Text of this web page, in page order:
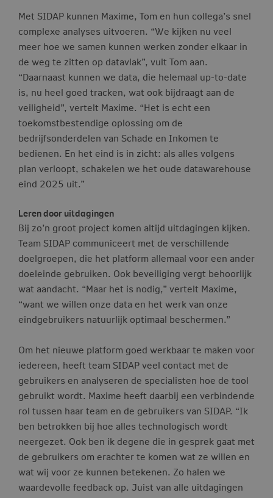
Met SIDAP kunnen Maxime, Tom en hun collega’s snel
complexe analyses uitvoeren. “We kijken nu veel
meer hoe we samen kunnen werken zonder elkaar in
de weg te zitten op datavlak”, vult Tom aan.
“Daarnaast kunnen we data, die helemaal up-to-date
is, nu heel goed tracken, wat ook bijdraagt aan de
veiligheid”, vertelt Maxime. “Het is echt een
toekomstbestendige oplossing om de
bedrijfsonderdelen van Schade en Inkomen te
bedienen. En het eind is in zicht: als alles volgens
plan verloopt, schakelen we het oude datawarehouse
eind 2025 uit.”
Leren door uitdagingen
Bij zo’n groot project komen altijd uitdagingen kijken.
Team SIDAP communiceert met de verschillende
doelgroepen, die het platform allemaal voor een ander
doeleinde gebruiken. Ook beveiliging vergt behoorlijk
wat aandacht. “Maar het is nodig,” vertelt Maxime,
“want we willen onze data en het werk van onze
eindgebruikers natuurlijk optimaal beschermen.”
Om het nieuwe platform goed werkbaar te maken voor
iedereen, heeft team SIDAP veel contact met de
gebruikers en analyseren de specialisten hoe de tool
gebruikt wordt. Maxime heeft daarbij een verbindende
rol tussen haar team en de gebruikers van SIDAP. “Ik
ben betrokken bij hoe alles technologisch wordt
neergezet. Ook ben ik degene die in gesprek gaat met
de gebruikers om erachter te komen wat ze willen en
wat wij voor ze kunnen betekenen. Zo halen we
waardevolle feedback op. Juist van alle uitdagingen